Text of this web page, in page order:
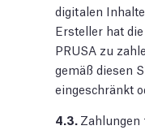
digitalen
Ersteller hat
PRUSA zu
gemäß diesen
eingeschränkt
4.3. Zahlungen